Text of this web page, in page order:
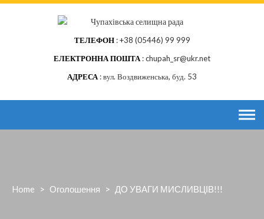
Skip
ТЕЛЕФОН +38 (05446) 99 999
ЕЛЕКТРОННА ПОШТА chupah_sr@ukr.net
АДРЕСА вул. Воздвиженська, буд. 53
Home > Оголошення > ДО УВАГИ МИСЛИВЦІВ!!!